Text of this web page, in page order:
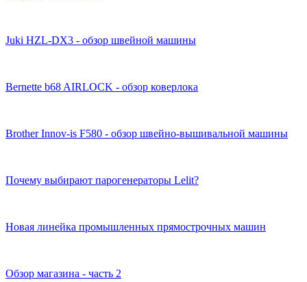
Juki HZL-DX3 - обзор швейной машины
Bernette b68 AIRLOCK - обзор коверлока
Brother Innov-is F580 - обзор швейно-вышивальной машины
Почему выбирают парогенераторы Lelit?
Новая линейка промышленных прямострочных машин
Обзор магазина - часть 2